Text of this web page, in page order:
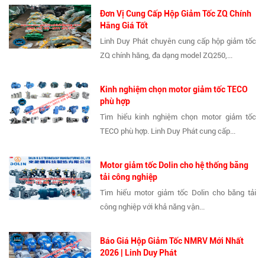
Đơn Vị Cung Cấp Hộp Giảm Tốc ZQ Chính
Hãng Giá Tốt
Linh Duy Phát chuyên cung cấp hộp giảm tốc
ZQ chính hãng, đa dạng model ZQ250,...
Kinh nghiệm chọn motor giảm tốc TECO
phù hợp
Tìm hiểu kinh nghiệm chọn motor giảm tốc
TECO phù hợp. Linh Duy Phát cung cấp...
Motor giảm tốc Dolin cho hệ thống băng
tải công nghiệp
Tìm hiểu motor giảm tốc Dolin cho băng tải
công nghiệp với khả năng vận...
Báo Giá Hộp Giảm Tốc NMRV Mới Nhất
2026 | Linh Duy Phát